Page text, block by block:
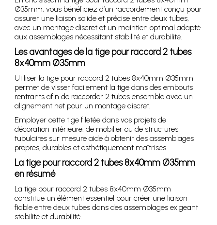
Ø35mm, vous bénéficiez d’un raccordement conçu pour
assurer une liaison solide et précise entre deux tubes,
avec un montage discret et un maintien optimal adapté
aux assemblages nécessitant stabilité et durabilité.
Les avantages de la tige pour raccord 2 tubes
8x40mm Ø35mm
Utiliser la tige pour raccord 2 tubes 8x40mm Ø35mm
permet de visser facilement la tige dans des embouts
rentrants afin de raccorder 2 tubes ensemble avec un
alignement net pour un montage discret.
Employer cette tige filetée dans vos projets de
décoration intérieure, de mobilier ou de structures
tubulaires sur mesure aide à obtenir des assemblages
propres, durables et esthétiquement maîtrisés.
La tige pour raccord 2 tubes 8x40mm Ø35mm
en résumé
La tige pour raccord 2 tubes 8x40mm Ø35mm
constitue un élément essentiel pour créer une liaison
fiable entre deux tubes dans des assemblages exigeant
stabilité et durabilité.